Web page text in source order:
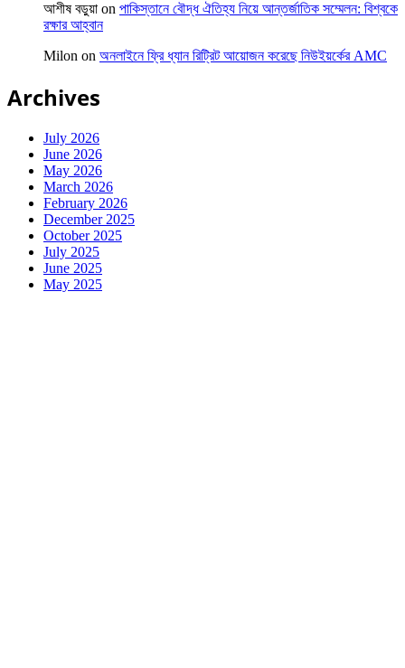
আশীষ বড়ুয়া on পাকিস্তানে বৌদ্ধ ঐতিহ্য নিয়ে আন্তর্জাতিক সম্মেলন: বিশ্বকে
রক্ষার আহ্বান
Milon on অনলাইনে ফ্রি ধ্যান রিট্রিট আয়োজন করেছে নিউইয়র্কের AMC
Archives
July 2026
June 2026
May 2026
March 2026
February 2026
December 2025
October 2025
July 2025
June 2025
May 2025